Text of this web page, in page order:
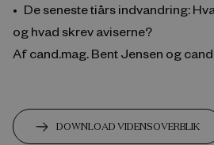
De seneste tiårs indvandring:
og hvad skrev aviserne?
Af cand.mag. Bent Jensen og
DOWNLOAD VIDENSOVERBLIK